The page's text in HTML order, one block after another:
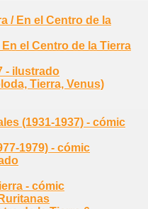
/ En el Centro de la
el Centro de la Tierra
- ilustrado
Tierra, Venus)
(1931-1937) - cómic
1979) - cómic
- cómic